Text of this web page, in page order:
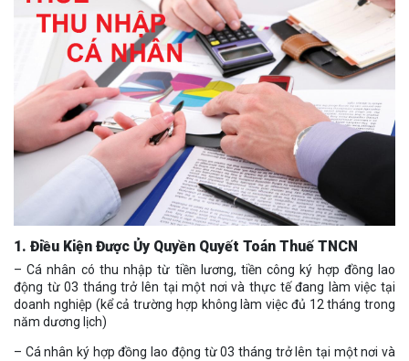
1. Điều Kiện Được Ủy Quyền Quyết Toán Thuế TNCN
– Cá nhân có thu nhập từ tiền lương, tiền công ký hợp đồng lao
động từ 03 tháng trở lên tại một nơi và thực tế đang làm việc tại
doanh nghiệp (kể cả trường hợp không làm việc đủ 12 tháng trong
năm dương lịch)
– Cá nhân ký hợp đồng lao động từ 03 tháng trở lên tại một nơi và